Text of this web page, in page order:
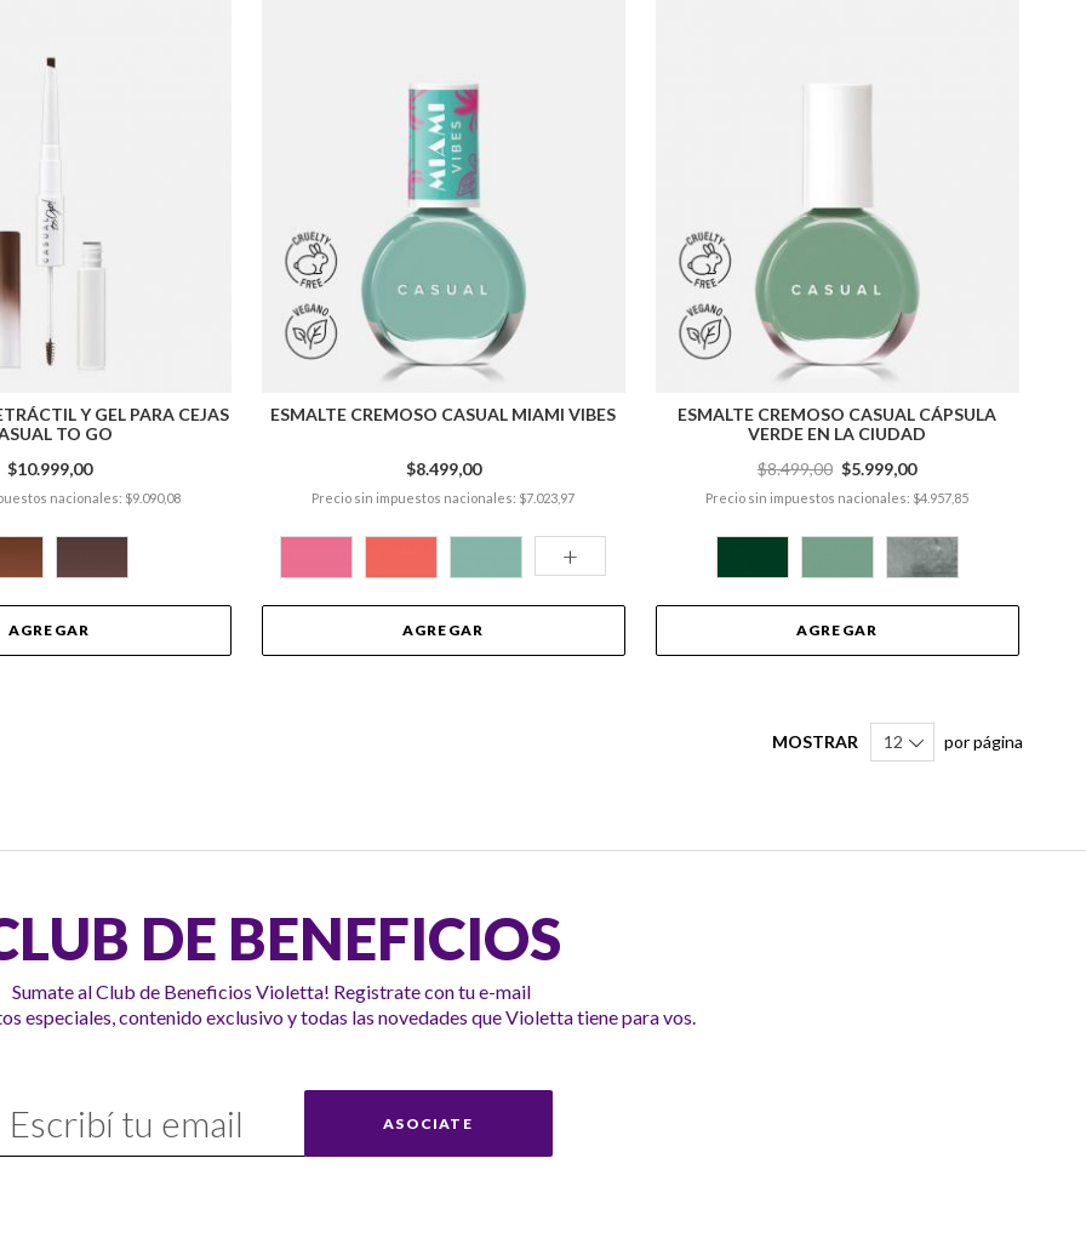
Y GEL PARA CEJAS
TO GO
$10.999,00
nacionales: $9.090,08
AGREGAR
ESMALTE CREMOSO CASUAL MIAMI VIBES
$8.499,00
Precio sin impuestos nacionales: $7.023,97
+
AGREGAR
ESMALTE CREMOSO CASUAL CÁPSULA
VERDE EN LA CIUDAD
$5.999,00
Precio sin impuestos nacionales: $4.957,85
$8.499,00
AGREGAR
MOSTRAR por página
DE BENEFICIOS
Sumate al Club de Beneficios Violetta! Registrate con tu e-mail
especiales, contenido exclusivo y todas las novedades que Violetta tiene para vos.
ASOCIATE